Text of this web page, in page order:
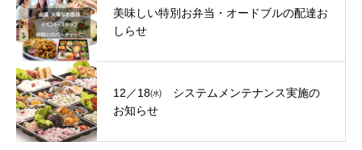
美味しい特別お弁当・オードブルの配達お
しらせ
12／18㈬ システムメンテナンス実施の
お知らせ